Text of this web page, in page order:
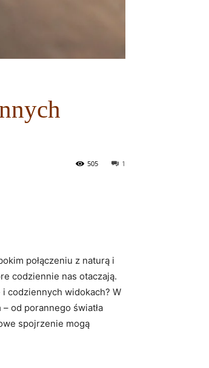
1
505
połączeniu ‍z naturą ⁣i
codziennie nas otaczają.
codziennych widokach? W
od porannego światła
spojrzenie mogą